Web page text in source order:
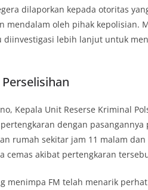
dilaporkan kepada otoritas
mendalam oleh pihak kepolisian.
diinvestigasi lebih lanjut untuk
Kepala Unit Reserse Kriminal
dengan
rumah sekitar jam 11 malam
cemas akibat pertengkaran
menimpa FM telah menarik